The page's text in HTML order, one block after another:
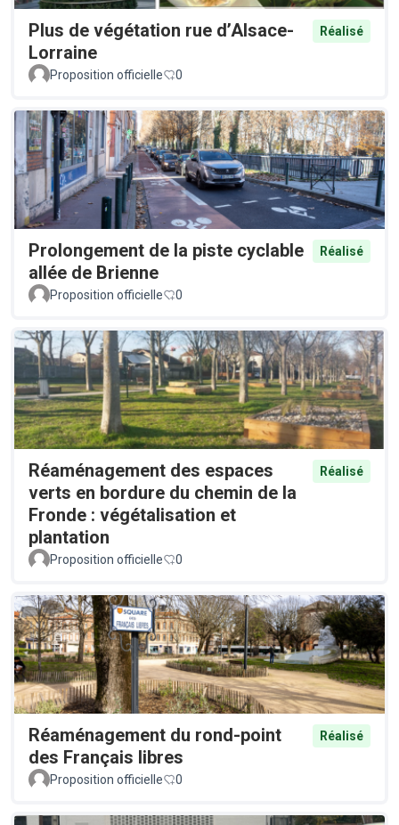
Plus de végétation rue d’Alsace-
Lorraine
Réalisé
Proposition officielle 0
Prolongement de la piste cyclable
allée de Brienne
Réalisé
Proposition officielle 0
Réaménagement des espaces
verts en bordure du chemin de la
Fronde : végétalisation et
plantation
Réalisé
Proposition officielle 0
Réaménagement du rond-point
des Français libres
Réalisé
Proposition officielle 0